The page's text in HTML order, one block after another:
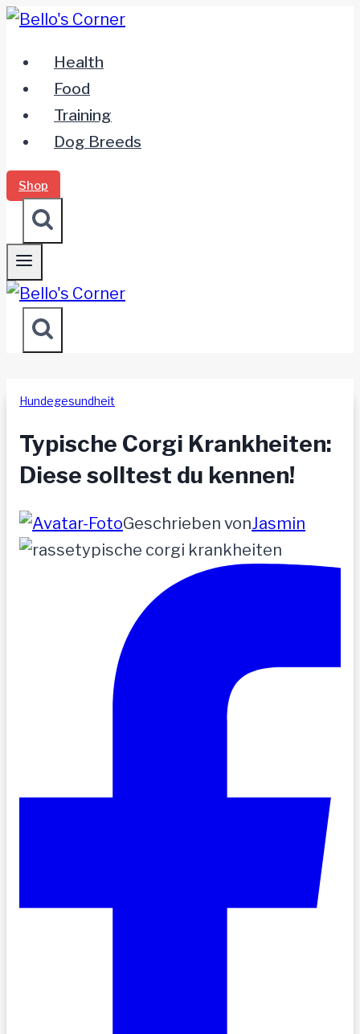
Zum
springenHealth
Food
Training
Dog Breeds
Shop
Hundegesundheit
Typische Corgi Krankheiten:
Diese solltest du kennen!
Geschrieben vonJasmin